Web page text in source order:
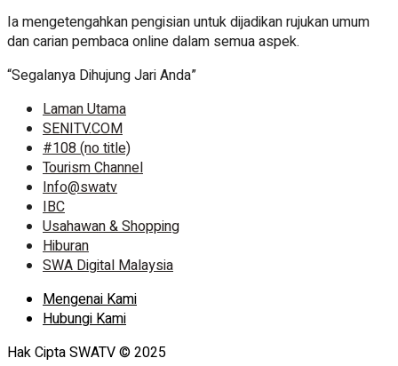
Ia mengetengahkan pengisian untuk dijadikan rujukan umum
dan carian pembaca online dalam semua aspek.
“Segalanya Dihujung Jari Anda”
Laman Utama
SENITV.COM
#108 (no title)
Tourism Channel
Info@swatv
IBC
Usahawan & Shopping
Hiburan
SWA Digital Malaysia
Mengenai Kami
Hubungi Kami
Hak Cipta SWATV © 2025